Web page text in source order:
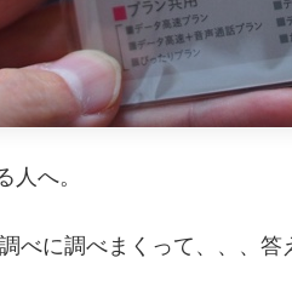
人へ。
べに調べまくって、、、答